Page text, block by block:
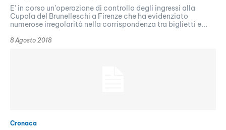
E’ in corso un’operazione di controllo degli ingressi alla
Cupola del Brunelleschi a Firenze che ha evidenziato
numerose irregolarità nella corrispondenza tra biglietti e...
8 Agosto 2018
Cronaca